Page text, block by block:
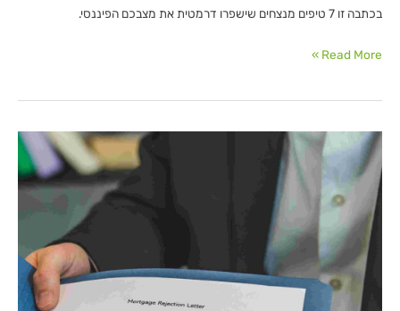
בכתבה זו 7 טיפים מנצחים שישפרו דרמטית את מצבכם הפיננסי.
Read More »
משכנתא
כל
המידע
הבסיסי
והחשוב
שאתם
חייבים